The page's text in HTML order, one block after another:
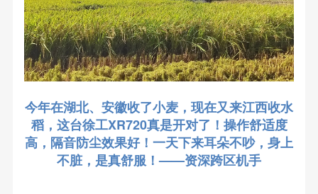
今年在湖北、安徽收了小麦，现在又来江西收水
稻，这台徐工XR720真是开对了！操作舒适度
高，隔音防尘效果好！一天下来耳朵不吵，身上
不脏，是真舒服！——资深跨区机手